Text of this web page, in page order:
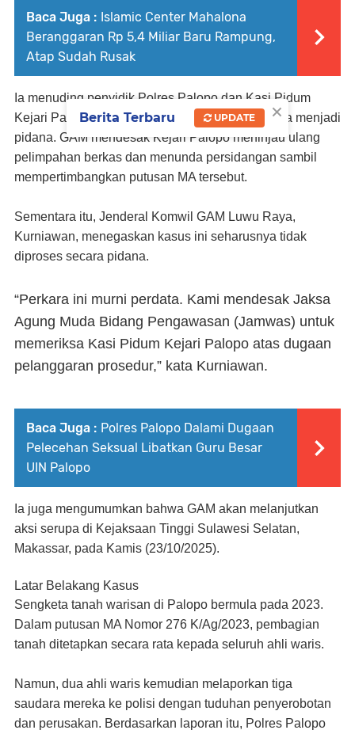
Baca Juga : Islamic Center Mahalona
Beranggaran Rp 5,4 Miliar Baru Rampung,
Atap Sudah Rusak
Ia menuding penyidik Polres Palopo dan Kasi Pidum
Kejari Palopo telah memaksakan perkara perdata menjadi
pidana. GAM mendesak Kejari Palopo meninjau ulang
pelimpahan berkas dan menunda persidangan sambil
mempertimbangkan putusan MA tersebut.
Sementara itu, Jenderal Komwil GAM Luwu Raya,
Kurniawan, menegaskan kasus ini seharusnya tidak
diproses secara pidana.
“Perkara ini murni perdata. Kami mendesak Jaksa
Agung Muda Bidang Pengawasan (Jamwas) untuk
memeriksa Kasi Pidum Kejari Palopo atas dugaan
pelanggaran prosedur,” kata Kurniawan.
Baca Juga : Polres Palopo Dalami Dugaan
Pelecehan Seksual Libatkan Guru Besar
UIN Palopo
Ia juga mengumumkan bahwa GAM akan melanjutkan
aksi serupa di Kejaksaan Tinggi Sulawesi Selatan,
Makassar, pada Kamis (23/10/2025).
Latar Belakang Kasus
Sengketa tanah warisan di Palopo bermula pada 2023.
Dalam putusan MA Nomor 276 K/Ag/2023, pembagian
tanah ditetapkan secara rata kepada seluruh ahli waris.
Namun, dua ahli waris kemudian melaporkan tiga
saudara mereka ke polisi dengan tuduhan penyerobotan
dan perusakan. Berdasarkan laporan itu, Polres Palopo
×
Berita Terbaru UPDATE